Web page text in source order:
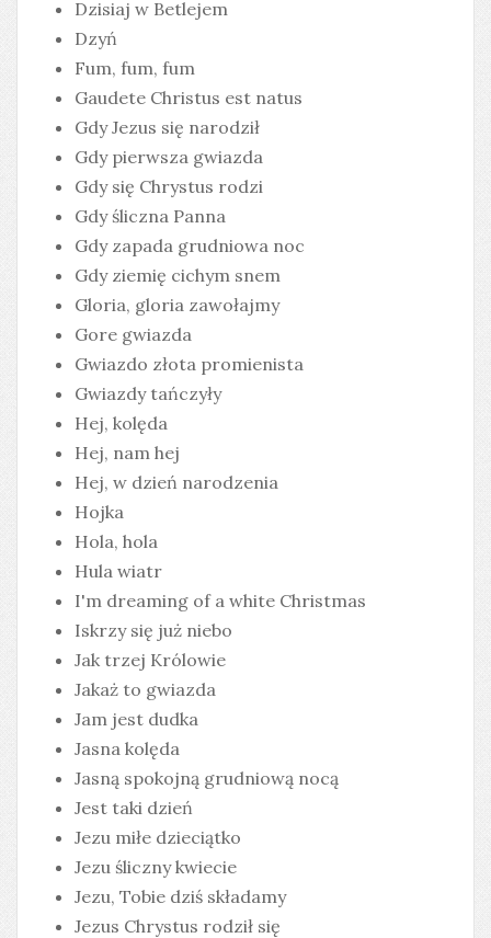
Dzisiaj w Betlejem
Dzyń
Fum, fum, fum
Gaudete Christus est natus
Gdy Jezus się narodził
Gdy pierwsza gwiazda
Gdy się Chrystus rodzi
Gdy śliczna Panna
Gdy zapada grudniowa noc
Gdy ziemię cichym snem
Gloria, gloria zawołajmy
Gore gwiazda
Gwiazdo złota promienista
Gwiazdy tańczyły
Hej, kolęda
Hej, nam hej
Hej, w dzień narodzenia
Hojka
Hola, hola
Hula wiatr
I'm dreaming of a white Christmas
Iskrzy się już niebo
Jak trzej Królowie
Jakaż to gwiazda
Jam jest dudka
Jasna kolęda
Jasną spokojną grudniową nocą
Jest taki dzień
Jezu miłe dzieciątko
Jezu śliczny kwiecie
Jezu, Tobie dziś składamy
Jezus Chrystus rodził się